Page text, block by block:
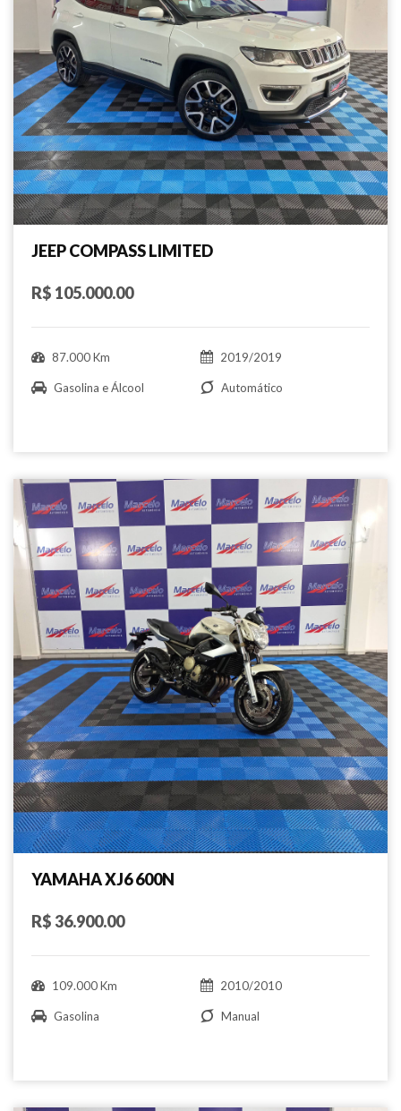
JEEP COMPASS LIMITED
R$ 105.000.00
87.000 Km 2019/2019
Gasolina e Álcool Automático
YAMAHA XJ6 600N
R$ 36.900.00
109.000 Km 2010/2010
Gasolina Manual